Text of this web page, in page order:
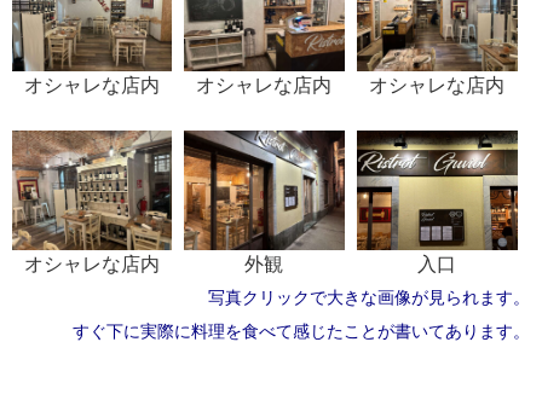
オシャレな店内 オシャレな店内 オシャレな店内
オシャレな店内 外観 入口
写真クリックで大きな画像が見られます。
すぐ下に実際に料理を食べて感じたことが書いてあります。